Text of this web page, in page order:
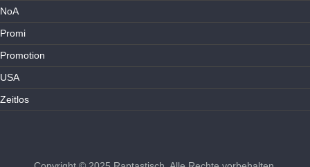
NoA
Promi
Promotion
USA
Zeitlos